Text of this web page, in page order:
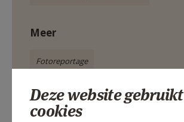
Meer
Fotoreportage
Deze website gebruikt
cookies